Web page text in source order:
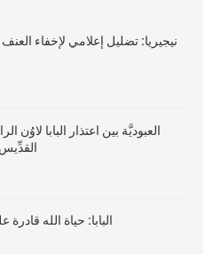
نيجيريا: تضليل إعلامي لإخفاء
العبوديَّة بين اعتذار البابا لاوُن
البابا: حياة الله قادرة